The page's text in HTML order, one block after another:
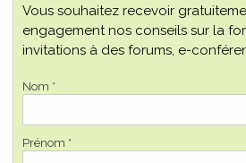
Vous souhaitez recevoir
engagement nos conseils sur la
invitations à des forums, e-
Nom *
Prénom *